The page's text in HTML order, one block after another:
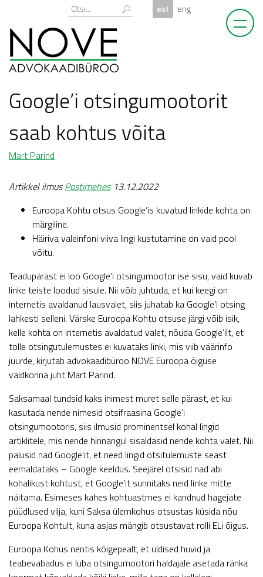
content
est eng
Google’i otsingumootorit
saab kohtus võita
Mart Parind
Artikkel ilmusPostimehes13.12.2022
Euroopa Kohtu otsus Google’is kuvatud linkide kohta on
märgiline.
Häiriva valeinfoni viiva lingi kustutamine on vaid pool
võitu.
Teadupärast ei loo Google’i otsingumootor ise sisu, vaid kuvab
linke teiste loodud sisule. Nii võib juhtuda, et kui keegi on
internetis avaldanud lausvalet, siis juhatab ka Google’i otsing
lahkesti selleni. Värske Euroopa Kohtu otsuse järgi võib isik,
kelle kohta on internetis avaldatud valet, nõuda Google’ilt, et
tolle otsingutulemustes ei kuvataks linki, mis viib väärinfo
juurde, kirjutab advokaadibüroo NOVE Euroopa õiguse
valdkonna juht Mart Parind.
Saksamaal tundsid kaks inimest muret selle pärast, et kui
kasutada nende nimesid otsifraasina Google’i
otsingumootoris, siis ilmusid prominentsel kohal lingid
artiklitele, mis nende hinnangul sisaldasid nende kohta valet. Nii
palusid nad Google’it, et need lingid otsitulemuste seast
eemaldataks – Google keeldus. Seejärel otsisid nad abi
kohalikust kohtust, et Google’it sunnitaks neid linke mitte
näitama. Esimeses kahes kohtuastmes ei kandnud hagejate
püüdlused vilja, kuni Saksa ülemkohus otsustas küsida nõu
Euroopa Kohtult, kuna asjas mängib otsustavat rolli ELi õigus.
Euroopa Kohus nentis kõigepealt, et üldised huvid ja
teabevabadus ei luba otsingumootori haldajale asetada ränka